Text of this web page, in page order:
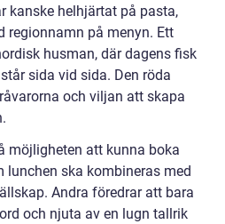
kanske helhjärtat på pasta,
regionnamn på menyn. Ett
husman, där dagens fisk
sida vid sida. Den röda
och viljan att skapa
möjligheten att kunna boka
lunchen ska kombineras med
Andra föredrar att bara
och njuta av en lugn tallrik